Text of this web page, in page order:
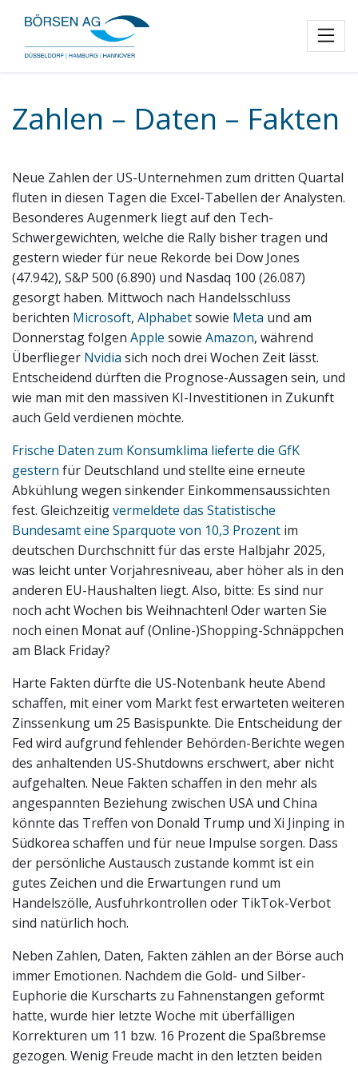
Zahlen – Daten – Fakten
Neue Zahlen der US-Unternehmen zum dritten Quartal
fluten in diesen Tagen die Excel-Tabellen der Analysten.
Besonderes Augenmerk liegt auf den Tech-
Schwergewichten, welche die Rally bisher tragen und
gestern wieder für neue Rekorde bei Dow Jones
(47.942), S&P 500 (6.890) und Nasdaq 100 (26.087)
gesorgt haben. Mittwoch nach Handelsschluss
berichten Microsoft, Alphabetsowie Meta und am
Donnerstag folgen Apple sowie Amazon, während
Überflieger Nvidia sich noch drei Wochen Zeit lässt.
Entscheidend dürften die Prognose-Aussagen sein, und
wie man mit den massiven KI-Investitionen in Zukunft
auch Geld verdienen möchte.
Frische Daten zum Konsumklima lieferte die GfK
gestern für Deutschland und stellte eine erneute
Abkühlung wegen sinkender Einkommensaussichten
fest. Gleichzeitigvermeldete das Statistische
Bundesamt eine Sparquote von 10,3 Prozent im
deutschen Durchschnitt für das erste Halbjahr 2025,
was leicht unter Vorjahresniveau, aber höher als in den
anderen EU-Haushalten liegt. Also, bitte: Es sind nur
noch acht Wochen bis Weihnachten! Oder warten Sie
noch einen Monat auf (Online-)Shopping-Schnäppchen
am Black Friday?
Harte Fakten dürfte die US-Notenbank heute Abend
schaffen, mit einer vom Markt fest erwarteten weiteren
Zinssenkung um 25 Basispunkte. Die Entscheidung der
Fed wird aufgrund fehlender Behörden-Berichte wegen
des anhaltenden US-Shutdowns erschwert, aber nicht
aufgehalten. Neue Fakten schaffen in den mehr als
angespannten Beziehung zwischen USA und China
könnte das Treffen von Donald Trump und Xi Jinping in
Südkorea schaffen und für neue Impulse sorgen. Dass
der persönliche Austausch zustande kommt ist ein
gutes Zeichen und die Erwartungen rund um
Handelszölle, Ausfuhrkontrollen oder TikTok-Verbot
sind natürlich hoch.
Neben Zahlen, Daten, Fakten zählen an der Börse auch
immer Emotionen. Nachdem die Gold- und Silber-
Euphorie die Kurscharts zu Fahnenstangen geformt
hatte, wurde hier letzte Woche mit überfälligen
Korrekturen um 11 bzw. 16 Prozent die Spaßbremse
gezogen. Wenig Freude macht in den letzten beiden